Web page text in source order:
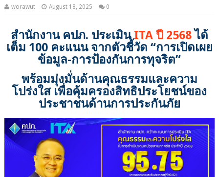
worawut August 18, 2025 0
สำนักงาน คปภ. ประเมินITA ปี 2568ได้
เต็ม 100 คะแนน จากตัวชี้วัด “การเปิดเผย
ข้อมูล-การป้องกันการทุจริต”
พร้อมมุ่งมั่นด้านคุณธรรมและความ
โปร่งใส เพื่อคุ้มครองสิทธิประโยชน์ของ
ประชาชนด้านการประกันภัย